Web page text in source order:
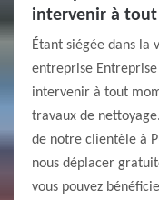
intervenir à
Étant siégée dans la
entreprise
intervenir à tout
travaux de
de notre clientèle à
nous déplacer
vous pouvez